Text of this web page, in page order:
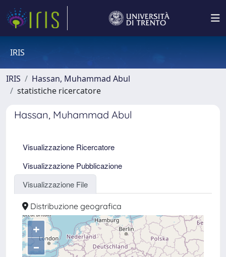
IRIS
IRIS
Hassan, Muhammad Abul
statistiche ricercatore
Hassan, Muhammad Abul
Visualizzazione Ricercatore
Visualizzazione Pubblicazione
Visualizzazione File
Distribuzione geografica
+
–